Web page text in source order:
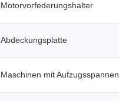
Motorvorfederungshalter
Abdeckungsplatte
Maschinen mit Aufzugsspannen